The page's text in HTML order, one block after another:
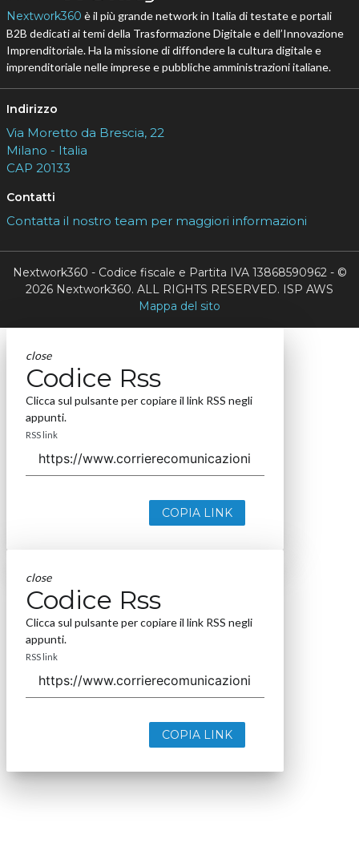
Nextwork360 è il più grande network in Italia di testate e portali
B2B dedicati ai temi della Trasformazione Digitale e dell’Innovazione
Imprenditoriale. Ha la missione di diffondere la cultura digitale e
imprenditoriale nelle imprese e pubbliche amministrazioni italiane.
Indirizzo
Via Moretto da Brescia, 22
Milano - Italia
CAP 20133
Contatti
Contatta il nostro team per maggiori informazioni
Nextwork360 - Codice fiscale e Partita IVA 13868590962 - ©
2026 Nextwork360. ALL RIGHTS RESERVED. ISP AWS
Mappa del sito
close
Codice Rss
Clicca sul pulsante per copiare il link RSS negli
appunti.
RSS link
COPIA LINK
close
Codice Rss
Clicca sul pulsante per copiare il link RSS negli
appunti.
RSS link
COPIA LINK